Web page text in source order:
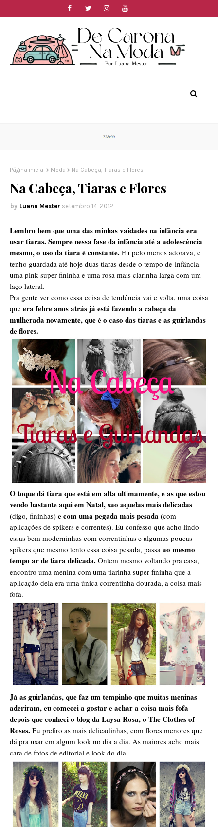
Página inicial Moda Na Cabeça, Tiaras e Flores
Na Cabeça, Tiaras e Flores
Luana Mester setembro 14, 2012
Lembro bem que uma das minhas vaidades na infância era
usar tiaras. Sempre nessa fase da infância até a adolescência
mesmo, o uso da tiara é constante. Eu pelo menos adorava, e
tenho guardada até hoje duas tiaras desde o tempo de infância,
uma pink super fininha e uma rosa mais clarinha larga com um
laço lateral.
Pra gente ver como essa coisa de tendência vai e volta, uma coisa
que era febre anos atrás já está fazendo a cabeça da
mulherada novamente, que é o caso das tiaras e as guirlandas
de flores.
O toque dá tiara que está em alta ultimamente, e as que estou
vendo bastante aqui em Natal, são aquelas mais delicadas
(digo, fininhas) e com uma pegada mais pesada (com
aplicações de spikers e correntes). Eu confesso que acho lindo
essas bem moderninhas com correntinhas e algumas poucas
spikers que mesmo tento essa coisa pesada, passa ao mesmo
tempo ar de tiara delicada. Ontem mesmo voltando pra casa,
encontro uma menina com uma tiarinha super fininha que a
aplicação dela era uma única correntinha dourada, a coisa mais
fofa.
Já as guirlandas, que faz um tempinho que muitas meninas
aderiram, eu comecei a gostar e achar a coisa mais fofa
depois que conheci o blog da Laysa Rosa, o The Clothes of
Roses. Eu prefiro as mais delicadinhas, com flores menores que
dá pra usar em algum look no dia a dia. As maiores acho mais
cara de fotos de editorial e look do dia.